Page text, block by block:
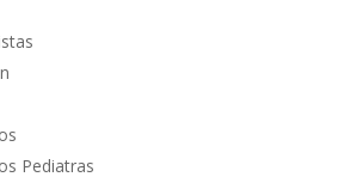
Pediatras